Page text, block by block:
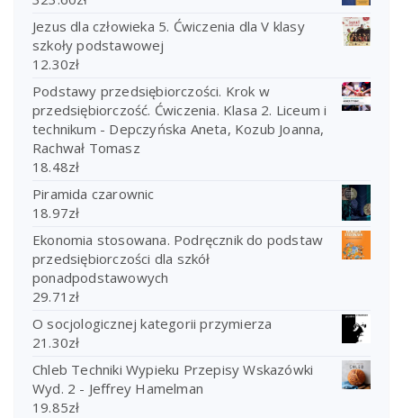
Jezus dla człowieka 5. Ćwiczenia dla V klasy
szkoły podstawowej
12.30zł
Podstawy przedsiębiorczości. Krok w
przedsiębiorczość. Ćwiczenia. Klasa 2. Liceum i
technikum - Depczyńska Aneta, Kozub Joanna,
Rachwał Tomasz
18.48zł
Piramida czarownic
18.97zł
Ekonomia stosowana. Podręcznik do podstaw
przedsiębiorczości dla szkół
ponadpodstawowych
29.71 zł
O socjologicznej kategorii przymierza
21.30zł
Chleb Techniki Wypieku Przepisy Wskazówki
Wyd. 2 - Jeffrey Hamelman
19.85zł